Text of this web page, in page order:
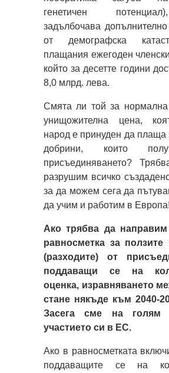
генетичен
задълбочава допълнително
от демографска
плащания ежегоден
който за десетте години
8,0 млрд. лева.
Смята ли той за нормална
унищожителна цена,
народ е принуден да плаща
добрини, които
присъединяването?
разрушим всичко
за да можем сега да
да учим и работим в Европа!
Ако трябва да
равносметка за ползите
(разходите) от
поддаващи се на
оценка, изравняването
стане някъде към 2040-
Засега сме на голям
участието си в ЕС.
Ако в равносметката
поддаващите се на